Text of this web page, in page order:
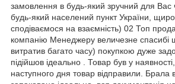
замовлення в будь-який зручний для Вас
будь-який населений пункт України, щиро
сподіваємося на взаємність) 02 Топ
компанію Менеджеру величезне спасибі
витратив багато часу) покупкою дуже
підійшов ідеально . Товар був у
наступного дня товар відправили. Брала